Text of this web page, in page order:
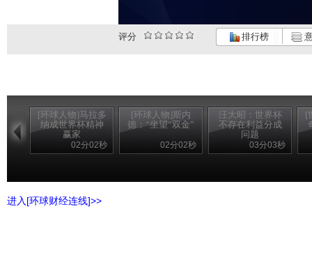
评分 排行榜
[环球人物]马拉多
纳成世界杯精神
赢家
02分02秒
[环球人物]斯内
德：“坐望“双金”
02分02秒
汪大昭：世界杯
不存在利益分成
问题
03分03秒
[
进入[环球财经连线]>>